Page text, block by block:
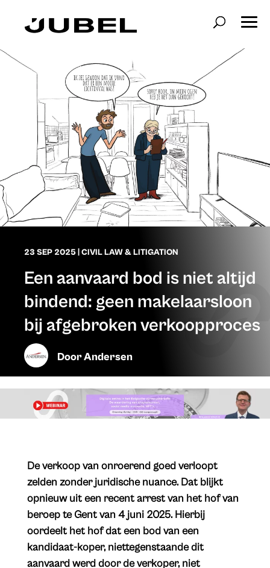
23 SEP 2025 CIVIL LAW & LITIGATION
Een aanvaard bod is niet altijd
bindend: geen makelaarsloon
bij afgebroken verkoopproces
DoorAndersen
​De verkoop van onroerend goed verloopt
zelden zonder juridische nuance. Dat blijkt
opnieuw uit een recent arrest van het hof van
beroep te Gent van 4 juni 2025. Hierbij
oordeelt het hof dat een bod van een
kandidaat-koper, niettegenstaande dit
aanvaard werd door de verkoper, niet